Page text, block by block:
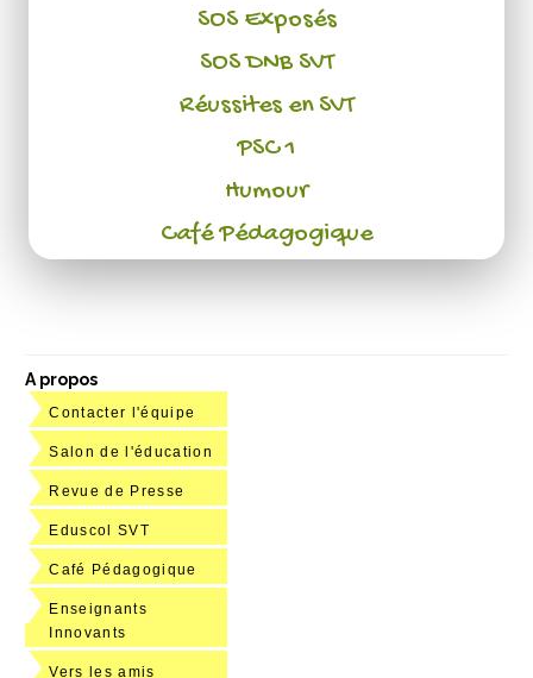
SOS Exposés
SOS DNB SVT
Réussites en SVT
PSC 1
Humour
Café Pédagogique
A propos
Contacter l'équipe
Salon de l'éducation
Revue de Presse
Eduscol SVT
Café Pédagogique
Enseignants
Innovants
Vers les amis